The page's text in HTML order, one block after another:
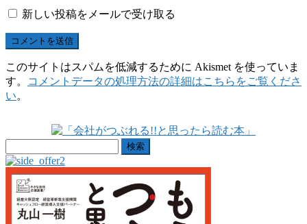
新しい投稿をメールで受け取る
このサイトはスパムを低減するために Akismet を使っていま
す。
コメントデータの処理方法の詳細はこちらをご覧くださ
い。
索: